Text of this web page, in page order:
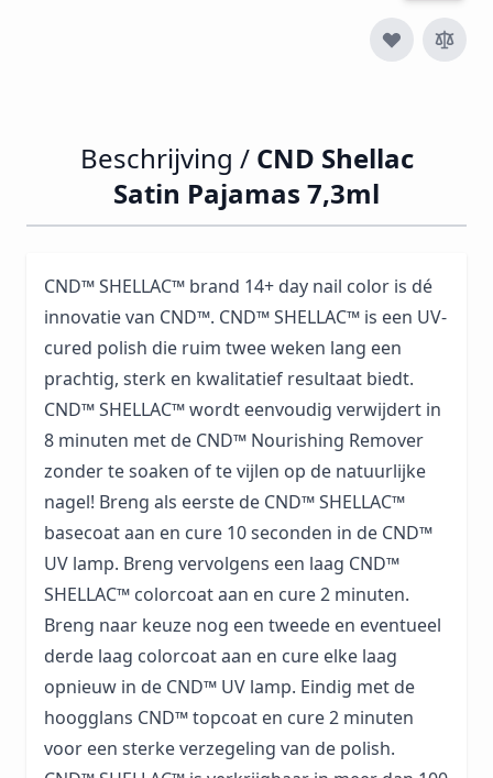
Beschrijving / CND Shellac
Satin Pajamas 7,3ml
CND™ SHELLAC™ brand 14+ day nail color is dé
innovatie van CND™. CND™ SHELLAC™ is een UV-
cured polish die ruim twee weken lang een
prachtig, sterk en kwalitatief resultaat biedt.
CND™ SHELLAC™ wordt eenvoudig verwijdert in
8 minuten met de CND™ Nourishing Remover
zonder te soaken of te vijlen op de natuurlijke
nagel! Breng als eerste de CND™ SHELLAC™
basecoat aan en cure 10 seconden in de CND™
UV lamp. Breng vervolgens een laag CND™
SHELLAC™ colorcoat aan en cure 2 minuten.
Breng naar keuze nog een tweede en eventueel
derde laag colorcoat aan en cure elke laag
opnieuw in de CND™ UV lamp. Eindig met de
hoogglans CND™ topcoat en cure 2 minuten
voor een sterke verzegeling van de polish.